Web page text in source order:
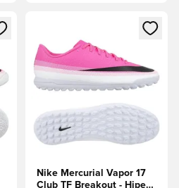
vagy a tagként
Megnyit egy modált a
Nike Mercurial Vapor 17
Club TF Breakout - Hiper